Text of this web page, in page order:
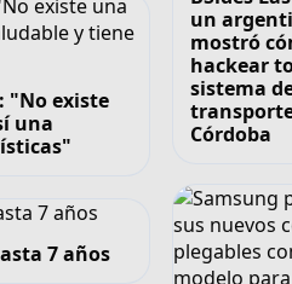
"No existe
una
7 años
un
mostró
hackear
sistema
Córdoba